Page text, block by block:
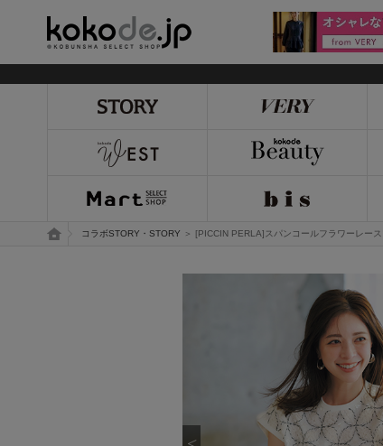
トップページ
コラボSTORY・STORY ＞ [PICCIN PERLA]スパンコールフラワーレー